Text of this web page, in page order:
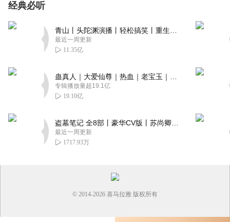
经典必听
最近一周更新
11.35亿
专辑播放量超19.1亿
19.10亿
最近一周更新
1717.93万
© 2014-2026 喜马拉雅 版权所有